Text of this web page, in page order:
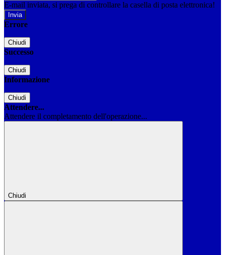
E-mail inviata, si prega di controllare la casella di posta elettronica!
Errore
Chiudi
Successo
Chiudi
Informazione
Chiudi
Attendere...
Attendere il completamento dell'operazione...
Chiudi